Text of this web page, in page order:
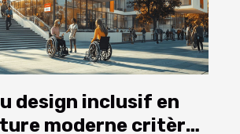
design inclusif en
moderne critères